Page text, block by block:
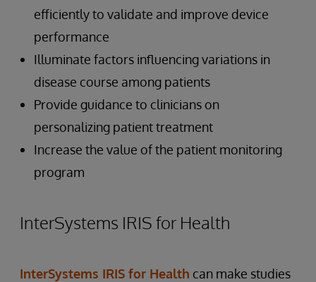
efficiently to validate and improve device
performance
Illuminate factors influencing variations in
disease course among patients
Provide guidance to clinicians on
personalizing patient treatment
Increase the value of the patient monitoring
program
InterSystems IRIS for Health
InterSystems IRIS for Health can make studies